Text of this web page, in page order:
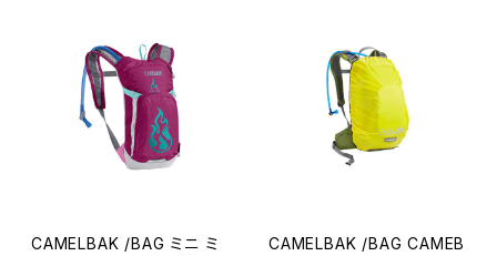
CAMELBAK /BAG ミニ ミ
CAMELBAK /BAG CAMEB